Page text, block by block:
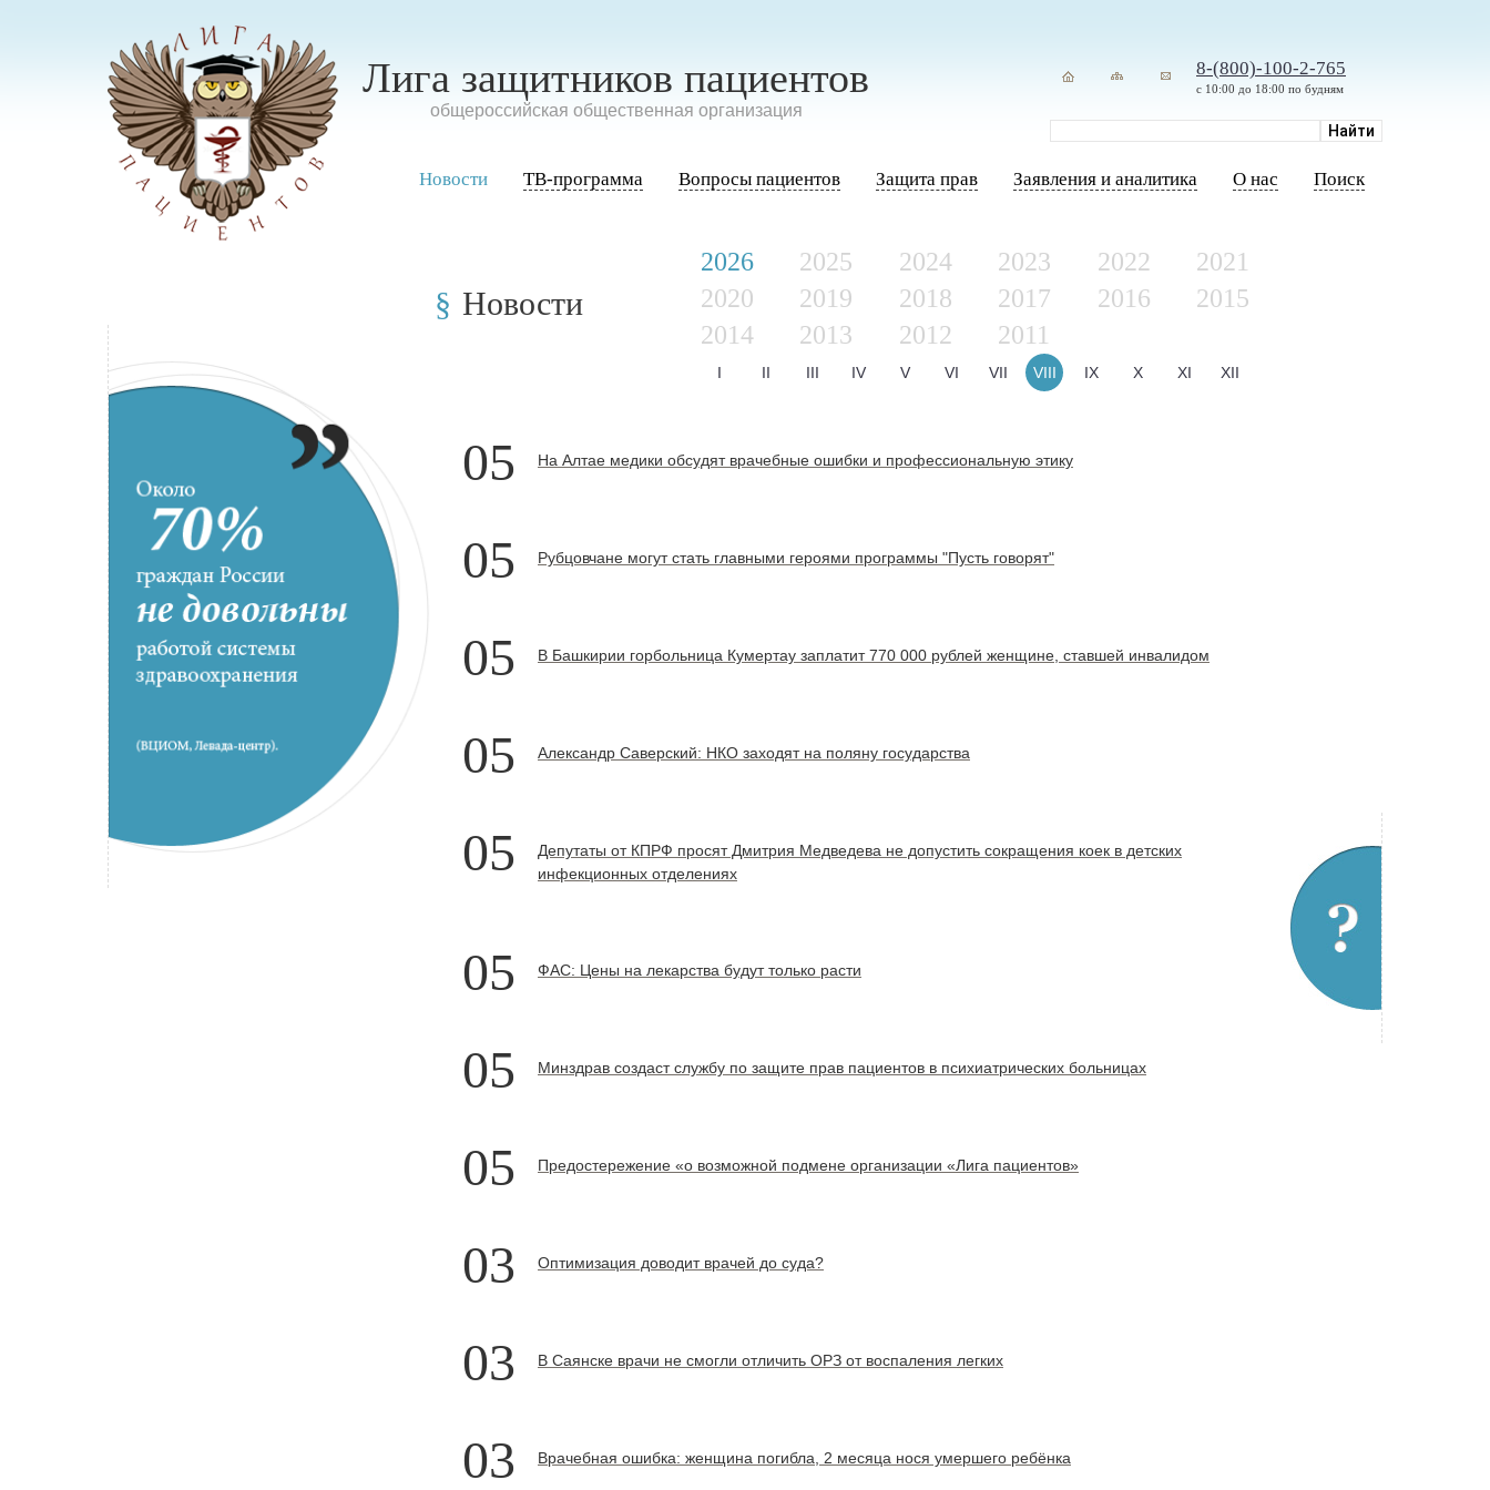
Лига защитников пациентов
oбщероссийская общественная организация
8-(800)-100-2-765
с 10:00 до 18:00 по будням
Новости ТВ-программа Вопросы пациентов Защита прав Заявления и аналитика О нас Поиск
Новости
2026 2025 2024 2023 2022
2021
2020
2019 2018 2017 2016
2015
2014
2013 2012 2011
I II III IV V VI VII VIII IX X XI XII
05 На Алтае медики обсудят врачебные ошибки и профессиональную этику
05 Рубцовчане могут стать главными героями программы "Пусть говорят"
05 В Башкирии горбольница Кумертау заплатит 770 000 рублей женщине, ставшей инвалидом
05 Александр Саверский: НКО заходят на поляну государства
05
Депутаты от КПРФ просят Дмитрия Медведева не допустить сокращения коек в детских
инфекционных отделениях
05 ФАС: Цены на лекарства будут только расти
05 Минздрав создаст службу по защите прав пациентов в психиатрических больницах
05 Предостережение «о возможной подмене организации «Лига пациентов»
03 Оптимизация доводит врачей до суда?
03 В Саянске врачи не смогли отличить ОРЗ от воспаления легких
03 Врачебная ошибка: женщина погибла, 2 месяца нося умершего ребёнка